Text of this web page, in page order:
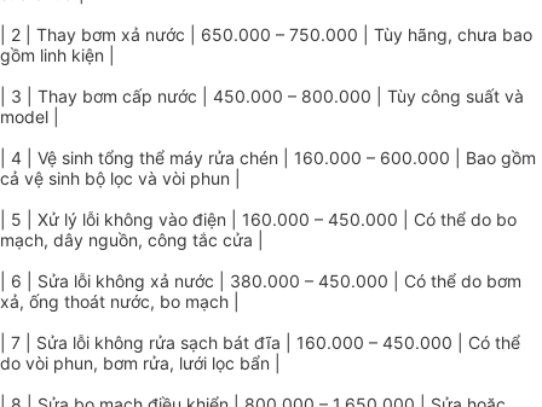
| 2 | Thay bơm xả nước | 650.000 – 750.000 | Tùy hãng, chưa bao
gồm linh kiện |
| 3 | Thay bơm cấp nước | 450.000 – 800.000 | Tùy công suất và
model |
| 4 | Vệ sinh tổng thể máy rửa chén | 160.000 – 600.000 | Bao gồm
cả vệ sinh bộ lọc và vòi phun |
| 5 | Xử lý lỗi không vào điện | 160.000 – 450.000 | Có thể do bo
mạch, dây nguồn, công tắc cửa |
| 6 | Sửa lỗi không xả nước | 380.000 – 450.000 | Có thể do bơm
xả, ống thoát nước, bo mạch |
| 7 | Sửa lỗi không rửa sạch bát đĩa | 160.000 – 450.000 | Có thể
do vòi phun, bơm rửa, lưới lọc bẩn |